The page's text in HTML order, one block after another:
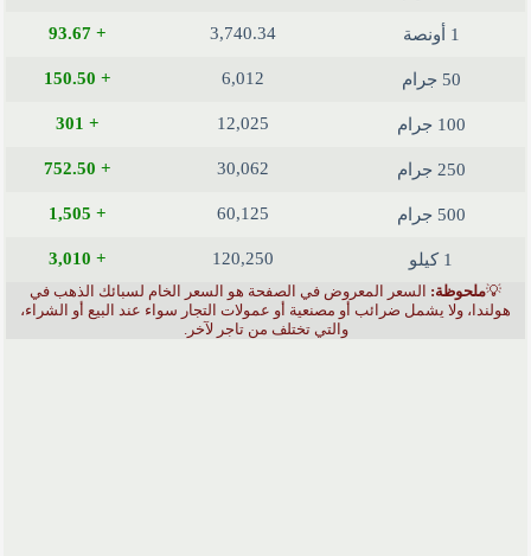
1 أونصة 3,740.34
+ 93.67
50 جرام 6,012
+ 150.50
100 جرام 12,025
+ 301
250 جرام 30,062
+ 752.50
500 جرام 60,125
+ 1,505
1 كيلو 120,250
+ 3,010
💡ملحوظة: السعر المعروض في الصفحة هو السعر الخام لسبائك الذهب في
هولندا، ولا يشمل ضرائب أو مصنعية أو عمولات التجار سواء عند البيع أو الشراء،
والتي تختلف من تاجر لآخر.